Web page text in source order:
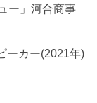
ー」河合商事
ーカー(2021年)